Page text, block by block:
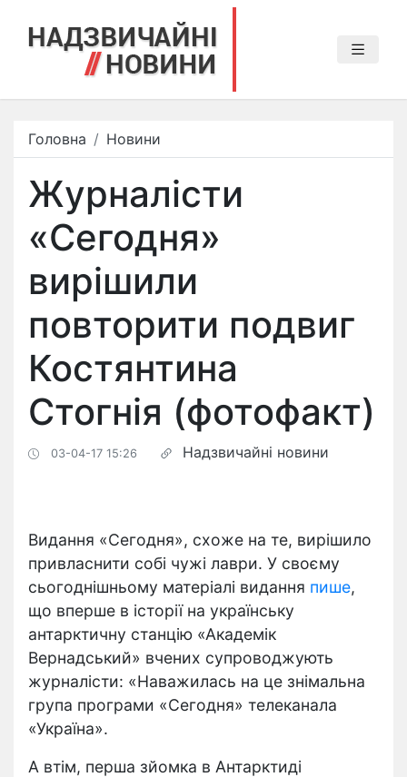
Головна Новини
​Журналісти
«Сегодня»
вирішили
повторити подвиг
Костянтина
Стогнія (фотофакт)
03-04-17 15:26 Надзвичайні новини
Видання «Сегодня», схоже на те, вирішило
привласнити собі чужі лаври. У своєму
сьогоднішньому матеріалі видання пише,
що вперше в історії на українську
антарктичну станцію «Академік
Вернадський» вчених супроводжують
журналісти: «Наважилась на це знімальна
група програми «Сегодня» телеканала
«Україна».
А втім, перша зйомка в Антарктиді